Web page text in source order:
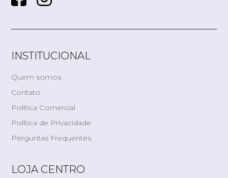
INSTITUCIONAL
Quem somos
Contato
Política Comercial
Política de Privacidade
Perguntas Frequentes
LOJA CENTRO